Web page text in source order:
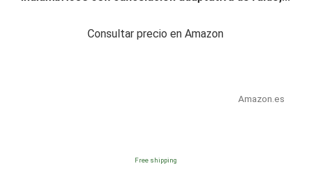
Consultar precio en Amazon
Amazon.es
Free shipping